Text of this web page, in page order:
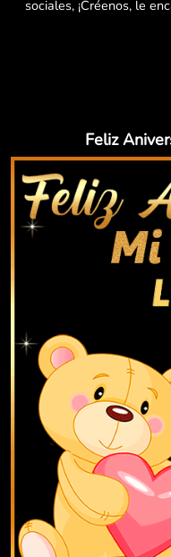
sociales, ¡Créenos, le
Feliz